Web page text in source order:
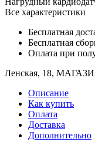
Все характеристики
Бесплатная
Бесплатная
Оплата при
Ленская, 18,
Описание
Как купить
Оплата
Доставка
Дополнительно